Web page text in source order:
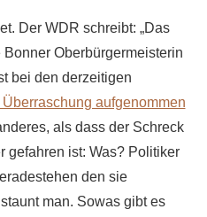
Der WDR schreibt: „Das
Oberbürgermeisterin
bei den derzeitigen
Überraschung aufgenommen
als dass der Schreck
gefahren ist: Was? Politiker
den sie
man. Sowas gibt es